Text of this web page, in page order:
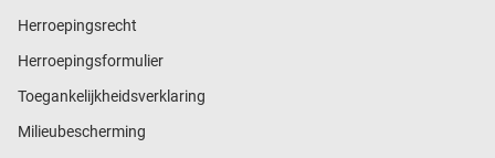
Herroepingsrecht
Herroepingsformulier
Toegankelijkheidsverklaring
Milieubescherming